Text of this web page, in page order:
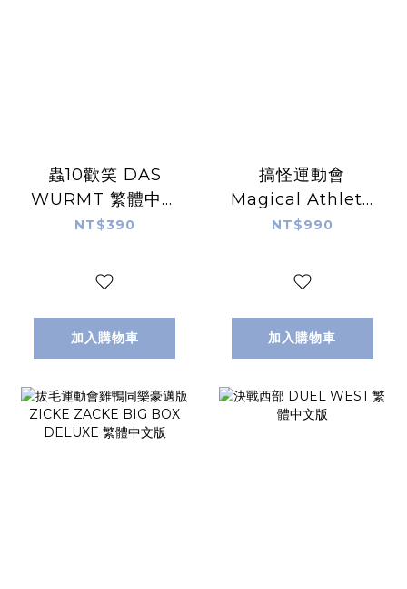
蟲10歡笑 DAS
WURMT 繁體中文
版
NT$390
加入購物車
搞怪運動會
Magical Athlete
繁體中文版
NT$990
加入購物車